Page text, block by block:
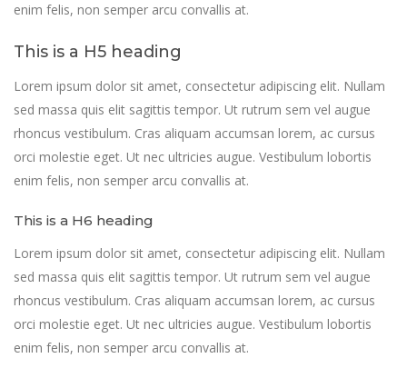
enim felis, non semper arcu convallis at.
This is a H5 heading
Lorem ipsum dolor sit amet, consectetur adipiscing elit. Nullam
sed massa quis elit sagittis tempor. Ut rutrum sem vel augue
rhoncus vestibulum. Cras aliquam accumsan lorem, ac cursus
orci molestie eget. Ut nec ultricies augue. Vestibulum lobortis
enim felis, non semper arcu convallis at.
This is a H6 heading
Lorem ipsum dolor sit amet, consectetur adipiscing elit. Nullam
sed massa quis elit sagittis tempor. Ut rutrum sem vel augue
rhoncus vestibulum. Cras aliquam accumsan lorem, ac cursus
orci molestie eget. Ut nec ultricies augue. Vestibulum lobortis
enim felis, non semper arcu convallis at.